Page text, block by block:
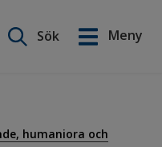
Sök
Meny
humaniora och
English